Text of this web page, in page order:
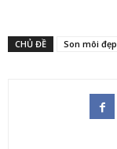
CHỦ ĐỀ Son môi đẹp